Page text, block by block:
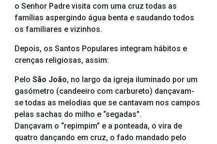
o Senhor Padre visita com uma cruz todas as
famílias aspergindo água benta e saudando todos
os familiares e vizinhos.
Depois, os Santos Populares integram hábitos e
crenças religiosas, assim:
Pelo São João, no largo da igreja iluminado por um
gasómetro (candeeiro com carbureto) dançavam-
se todas as melodias que se cantavam nos campos
pelas sachas do milho e “segadas”.
Dançavam o “repimpim” e a ponteada, o vira de
quatro dançando em cruz, o fado mandado pelo